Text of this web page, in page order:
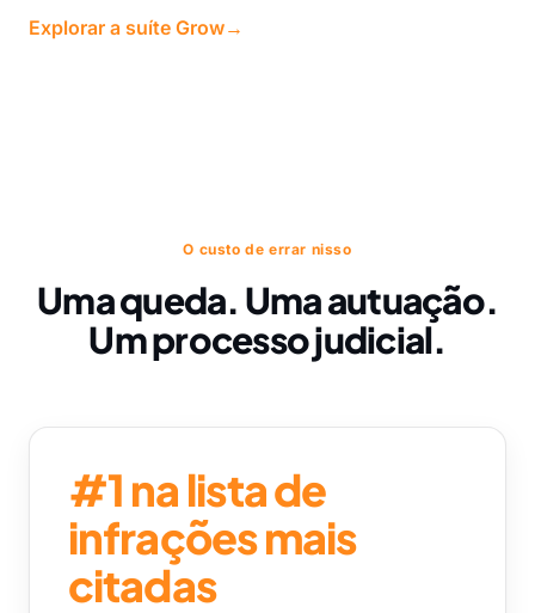
Explorar a suíte Grow→
O custo de errar nisso
Uma queda. Uma autuação.
Um processo judicial.
#1 na lista de
infrações mais
citadas